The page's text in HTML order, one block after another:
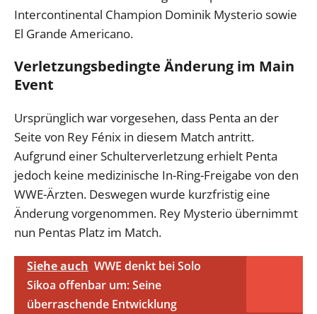
Intercontinental Champion Dominik Mysterio sowie
El Grande Americano.
Verletzungsbedingte Änderung im Main
Event
Ursprünglich war vorgesehen, dass Penta an der
Seite von Rey Fénix in diesem Match antritt.
Aufgrund einer Schulterverletzung erhielt Penta
jedoch keine medizinische In-Ring-Freigabe von den
WWE-Ärzten. Deswegen wurde kurzfristig eine
Änderung vorgenommen. Rey Mysterio übernimmt
nun Pentas Platz im Match.
Siehe auch WWE denkt bei Solo
Sikoa offenbar um: Seine
überraschende Entwicklung